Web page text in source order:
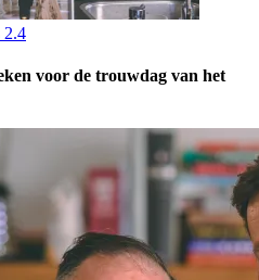
2.4
voor de trouwdag van het